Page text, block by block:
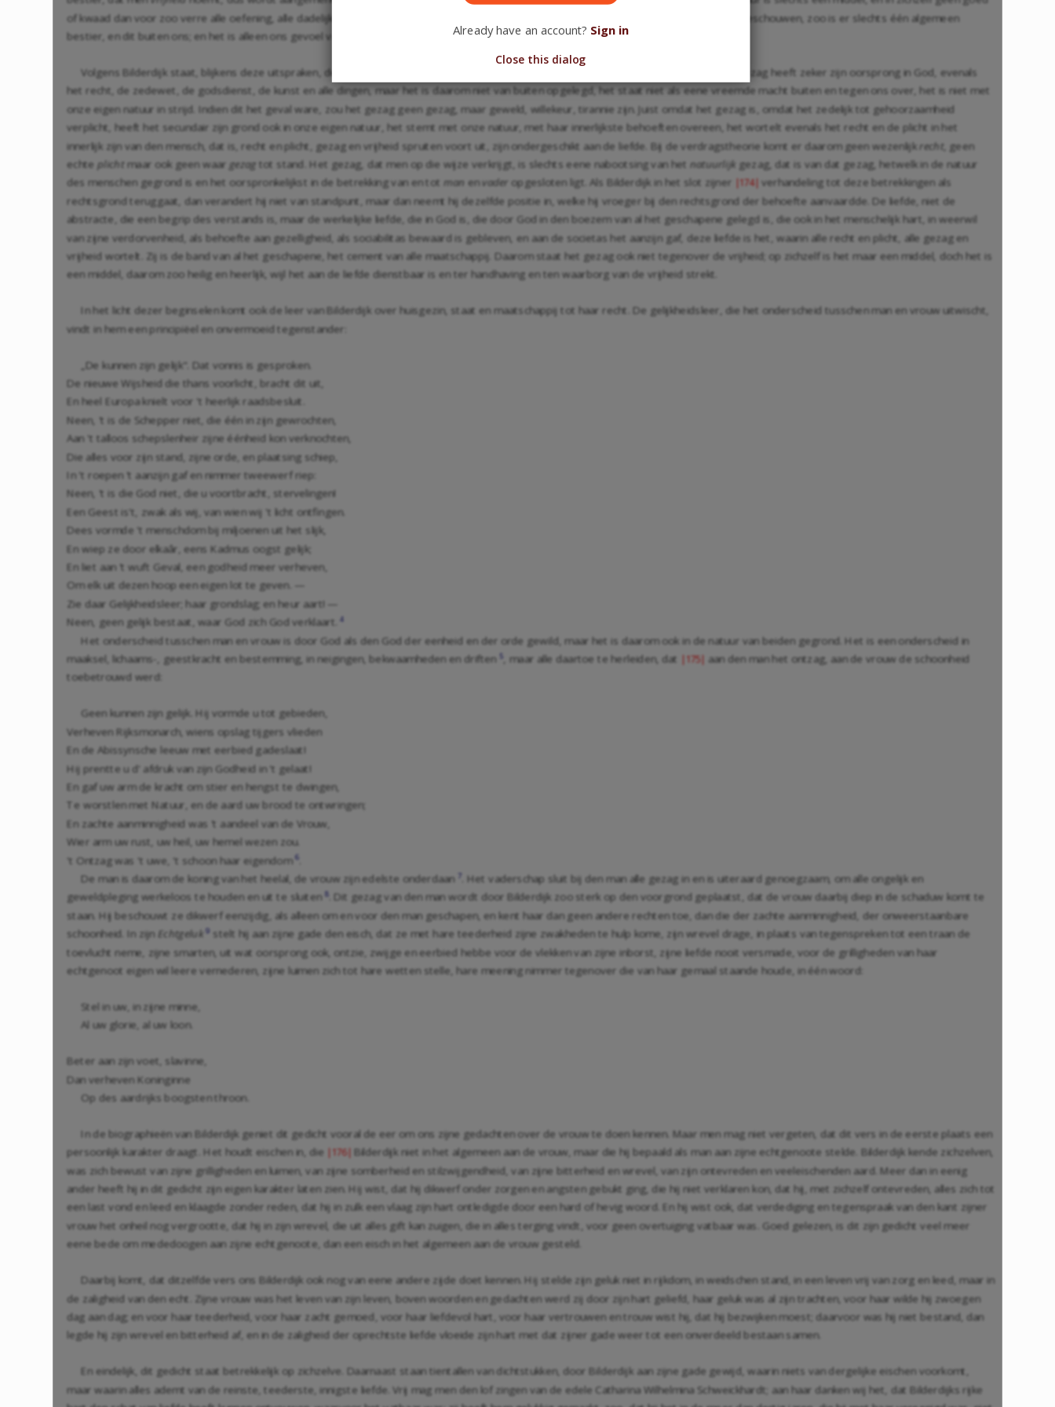
Already have an account? Sign in
Close this dialog
of kwaad dan voor zoo verre alle oefening, alle dadelijkheid, of exsertie van kracht, een goed is. Indien wij de zaak uit een hooger oogpunt beschouwen, zoo is er slechts één algemeen
bestier, en dit buiten ons; en het is alleen ons gevoel van instemming met dit bestier, waardoor wij 't als uit ons voortkomende aanmerken."
Volgens Bilderdijk staat, blijkens deze uitspraken, de rechtsgrond van het gezag volstrekt niet tegenover dien der behoefte. Want het gezag heeft zeker zijn oorsprong in God, evenals
het recht, de zedewet, de godsdienst, de kunst en alle dingen, maar het is daarom niet van buiten opgelegd, het staat niet als eene vreemde macht buiten en tegen ons over, het is niet met
onze eigen natuur in strijd. Indien dit het geval ware, zou het gezag geen gezag, maar geweld, willekeur, tirannie zijn. Juist omdat het gezag is, omdat het zedelijk tot gehoorzaamheid
verplicht, heeft het secundair zijn grond ook in onze eigen natuur, het stemt met onze natuur, met haar innerlijkste behoeften overeen, het wortelt evenals het recht en de plicht in het
innerlijk zijn van den mensch, dat is, recht en plicht, gezag en vrijheid spruiten voort uit, zijn ondergeschikt aan de liefde. Bij de verdragstheorie komt er daarom geen wezenlijk recht , geen
echte plicht maar ook geen waargezag tot stand. Het gezag, dat men op die wijze verkrijgt, is slechts eene nabootsing van het natuurlijk gezag, dat is van dat gezag, hetwelk in de natuur
des menschen gegrond is en het oorspronkelijkst in de betrekking van en tot man en vader opgesloten ligt. Als Bilderdijk in het slot zijner |174| verhandeling tot deze betrekkingen als
rechtsgrond teruggaat, dan verandert hij niet van standpunt, maar dan neemt hij dezelfde positie in, welke hij vroeger bij den rechtsgrond der behoefte aanvaardde. De liefde, niet de
abstracte, die een begrip des verstands is, maar de werkelijke liefde, die in God is, die door God in den boezem van al het geschapene gelegd is, die ook in het menschelijk hart, in weerwil
van zijne verdorvenheid, als behoefte aan gezelligheid, als sociabilitas bewaard is gebleven, en aan de societas het aanzijn gaf, deze liefde is het, waarin alle recht en plicht, alle gezag en
vrijheid wortelt. Zij is de band van al het geschapene, het cement van alle maatschappij. Daarom staat het gezag ook niet tegenover de vrijheid; op zichzelf is het maar een middel, doch het is
een middel, daarom zoo heilig en heerlijk, wijl het aan de liefde dienstbaar is en ter handhaving en ten waarborg van de vrijheid strekt.
In het licht dezer beginselen komt ook de leer van Bilderdijk over huisgezin, staat en maatschappij tot haar recht. De gelijkheidsleer, die het onderscheid tusschen man en vrouw uitwischt,
vindt in hem een principiëel en onvermoeid tegenstander:
„De kunnen zijn gelijk". Dat vonnis is gesproken.
De nieuwe Wijsheid die thans voorlicht, bracht dit uit,
En heel Europa knielt voor 't heerlijk raadsbesluit.
Neen, 't is de Schepper niet, die één in zijn gewrochten,
Aan 't talloos schepslenheir zijne éénheid kon verknochten,
Die alles voor zijn stand, zijne orde, en plaatsing schiep,
In 't roepen 't aanzijn gaf en nimmer tweewerf riep:
Neen, 't is die God niet, die u voortbracht, stervelingen!
Een Geest is't, zwak als wij, van wien wij 't licht ontfingen.
Dees vormde 't menschdom bij miljoenen uit het slijk,
En wiep ze door elkaâr, eens Kadmus oogst gelijk;
En liet aan 't wuft Geval, een godheid meer verheven,
Om elk uit dezen hoop een eigen lot te geven. —
Zie daar Gelijkheidsleer; haar grondslag; en heur aart! —
Neen, geen gelijk bestaat, waar God zich God verklaart.4
Het onderscheid tusschen man en vrouw is door God als den God der eenheid en der orde gewild, maar het is daarom ook in de natuur van beiden gegrond. Het is een onderscheid in
maaksel, lichaams-, geestkracht en bestemming, in neigingen, bekwaamheden en driften 5 , maar alle daartoe te herleiden, dat |175| aan den man het ontzag, aan de vrouw de schoonheid
toebetrouwd werd:
Geen kunnen zijn gelijk. Hij vormde u tot gebieden,
Verheven Rijksmonarch, wiens opslag tijgers vlieden
En de Abissynsche leeuw met eerbied gadeslaat!
Hij prentte u d' afdruk van zijn Godheid in 't gelaat!
En gaf uw arm de kracht om stier en hengst te dwingen,
Te worstlen met Natuur, en de aard uw brood te ontwringen;
En zachte aanminnigheid was 't aandeel van de Vrouw,
Wier arm uw rust, uw heil, uw hemel wezen zou.
't Ontzag was 't uwe, 't schoon haar eigendom 6
De man is daarom de koning van het heelal, de vrouw zijn edelste onderdaan
. Het vaderschap sluit bij den man alle gezag in en is uiteraard genoegzaam, om alle ongelijk en
geweldpleging werkeloos te houden en uit te sluiten 8 . Dit gezag van den man wordt door Bilderdijk zoo sterk op den voorgrond geplaatst, dat de vrouw daarbij diep in de schaduw komt te
staan. Hij beschouwt ze dikwerf eenzijdig, als alleen om en voor den man geschapen, en kent haar dan geen andere rechten toe, dan die der zachte aanminnigheid, der onweerstaanbare
schoonheid. In zijn Echtgeluk 9 stelt hij aan zijne gade den eisch, dat ze met hare teederheid zijne zwakheden te hulp kome, zijn wrevel drage, in plaats van tegenspreken tot een traan de
toevlucht neme, zijne smarten, uit wat oorsprong ook, ontzie, zwijge en eerbied hebbe voor de vlekken van zijne inborst, zijne liefde nooit versmade, voor de grilligheden van haar
echtgenoot eigen wil leere vernederen, zijne luimen zich tot hare wetten stelle, hare meening nimmer tegenover die van haar gemaal staande houde, in één woord:
Stel in uw, in zijne minne,
Al uw glorie, al uw loon.
Beter aan zijn voet, slavinne,
Dan verheven Koninginne
Op des aardrijks boogsten throon.
In de biographieën van Bilderdijk geniet dit gedicht vooral de eer om ons zijne gedachten over de vrouw te doen kennen. Maar men mag niet vergeten, dat dit vers in de eerste plaats een
persoonlijk karakter draagt. Het houdt eischen in, die
|176| Bilderdijk niet in het algemeen aan de vrouw, maar die hij bepaald als man aan zijne echtgenoote stelde. Bilderdijk kende zichzelven,
was zich bewust van zijne grilligheden en luimen, van zijne somberheid en stilzwijgendheid, van zijne bitterheid en wrevel, van zijn ontevreden en veeleischenden aard. Meer dan in eenig
ander heeft hij in dit gedicht zijn eigen karakter laten zien. Hij wist, dat hij dikwerf onder zorgen en angsten gebukt ging, die hij niet verklaren kon, dat hij, met zichzelf ontevreden, alles zich tot
een last vond en leed en klaagde zonder reden, dat hij in zulk een vlaag zijn hart ontledigde door een hard of hevig woord. En hij wist ook, dat verdediging en tegenspraak van den kant zijner
vrouw het onheil nog vergrootte, dat hij in zijn wrevel, die uit alles gift kan zuigen, die in alles terging vindt, voor geen overtuiging vatbaar was. Goed gelezen, is dit zijn gedicht veel meer
eene bede om mededoogen aan zijne echtgenoote, dan een eisch in het algemeen aan de vrouw gesteld.
Daarbij komt, dat ditzelfde vers ons Bilderdijk ook nog van eene andere zijde doet kennen. Hij stelde zijn geluk niet in rijkdom, in weidschen stand, in een leven vrij van zorg en leed, maar in
de zaligheid van den echt. Zijne vrouw was het leven van zijn leven, boven woorden en gedachten werd zij door zijn hart geliefd, haar geluk was al zijn trachten, voor haar wilde hij zwoegen
dag aan dag; en voor haar teederheid, voor haar zacht gemoed, voor haar liefdevol hart, voor haar vertrouwen en trouw wist hij, dat hij bezwijken moest; daarvoor was hij niet bestand, dan
legde hij zijn wrevel en bitterheid af, en in de zaligheid der oprechtste liefde vloeide zijn hart met dat zijner gade weer tot een onverdeeld bestaan samen.
En eindelijk, dit gedicht staat betrekkelijk op zichzelve. Daarnaast staan tientallen van dichtstukken, door Bilderdijk aan zijne gade gewijd, waarin niets van dergelijke eischen voorkomt,
maar waarin alles ademt van de reinste, teederste, innigste liefde. Vrij mag men den lof zingen van de edele Catharina Wilhelmina Schweickhardt; aan haar danken wij het, dat Bilderdijks rijke